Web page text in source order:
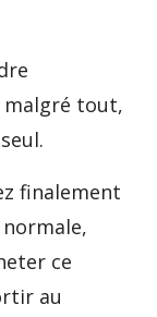
malgré tout,
finalement
ce
au